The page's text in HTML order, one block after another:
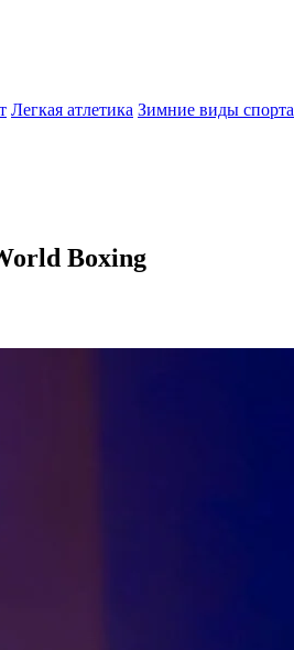
Легкая атлетика Зимние виды спорта
Boxing